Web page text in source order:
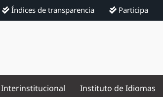
Índices de transparencia Participa
Interinstitucional Instituto de Idiomas